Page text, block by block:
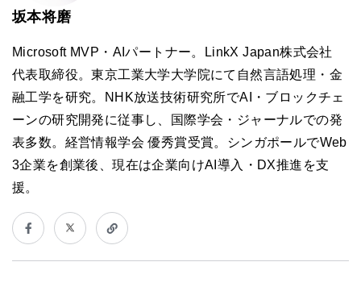
坂本将磨
Microsoft MVP・AIパートナー。LinkX Japan株式会社
代表取締役。東京工業大学大学院にて自然言語処理・金
融工学を研究。NHK放送技術研究所でAI・ブロックチェ
ーンの研究開発に従事し、国際学会・ジャーナルでの発
表多数。経営情報学会 優秀賞受賞。シンガポールでWeb
3企業を創業後、現在は企業向けAI導入・DX推進を支
援。